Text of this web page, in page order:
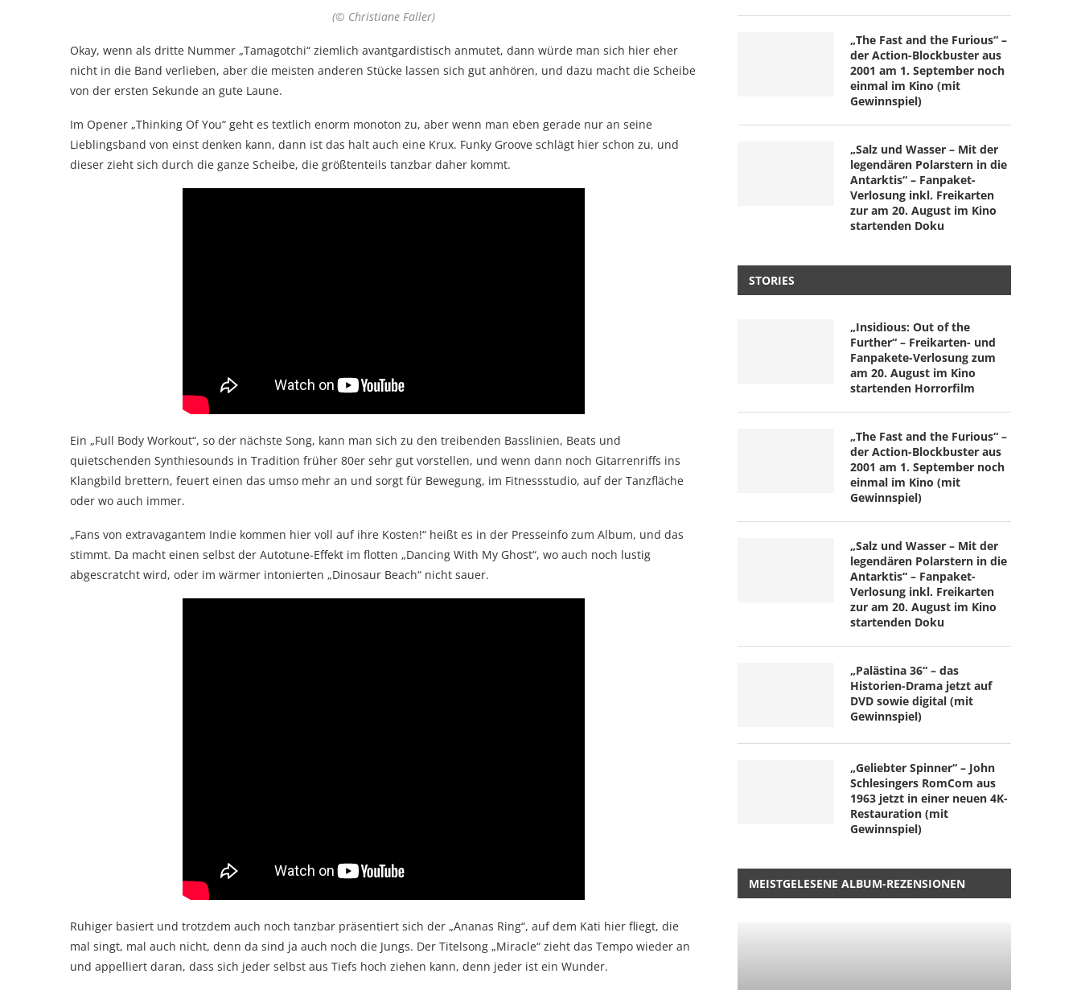
(© Christiane Faller)
Okay, wenn als dritte Nummer „Tamagotchi“ ziemlich avantgardistisch anmutet, dann würde man sich hier eher
nicht in die Band verlieben, aber die meisten anderen Stücke lassen sich gut anhören, und dazu macht die Scheibe
von der ersten Sekunde an gute Laune.
Im Opener „Thinking Of You“ geht es textlich enorm monoton zu, aber wenn man eben gerade nur an seine
Lieblingsband von einst denken kann, dann ist das halt auch eine Krux. Funky Groove schlägt hier schon zu, und
dieser zieht sich durch die ganze Scheibe, die größtenteils tanzbar daher kommt.
Ein „Full Body Workout“, so der nächste Song, kann man sich zu den treibenden Basslinien, Beats und
quietschenden Synthiesounds in Tradition früher 80er sehr gut vorstellen, und wenn dann noch Gitarrenriffs ins
Klangbild brettern, feuert einen das umso mehr an und sorgt für Bewegung, im Fitnessstudio, auf der Tanzfläche
oder wo auch immer.
„Fans von extravagantem Indie kommen hier voll auf ihre Kosten!“ heißt es in der Presseinfo zum Album, und das
stimmt. Da macht einen selbst der Autotune-Effekt im flotten „Dancing With My Ghost“, wo auch noch lustig
abgescratcht wird, oder im wärmer intonierten „Dinosaur Beach“ nicht sauer.
Ruhiger basiert und trotzdem auch noch tanzbar präsentiert sich der „Ananas Ring“, auf dem Kati hier fliegt, die
mal singt, mal auch nicht, denn da sind ja auch noch die Jungs. Der Titelsong „Miracle“ zieht das Tempo wieder an
und appelliert daran, dass sich jeder selbst aus Tiefs hoch ziehen kann, denn jeder ist ein Wunder.
„The Fast and the Furious“ –
der Action-Blockbuster aus
2001 am 1. September noch
einmal im Kino (mit
Gewinnspiel)
„Salz und Wasser – Mit der
legendären Polarstern in die
Antarktis“ – Fanpaket-
Verlosung inkl. Freikarten
zur am 20. August im Kino
startenden Doku
STORIES
„Insidious: Out of the
Further“ – Freikarten- und
Fanpakete-Verlosung zum
am 20. August im Kino
startenden Horrorfilm
„The Fast and the Furious“ –
der Action-Blockbuster aus
2001 am 1. September noch
einmal im Kino (mit
Gewinnspiel)
„Salz und Wasser – Mit der
legendären Polarstern in die
Antarktis“ – Fanpaket-
Verlosung inkl. Freikarten
zur am 20. August im Kino
startenden Doku
„Palästina 36“ – das
Historien-Drama jetzt auf
DVD sowie digital (mit
Gewinnspiel)
„Geliebter Spinner“ – John
Schlesingers RomCom aus
1963 jetzt in einer neuen 4K-
Restauration (mit
Gewinnspiel)
MEISTGELESENE ALBUM-REZENSIONEN